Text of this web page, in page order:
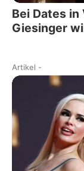
Bei Dates
Giesinger
Artikel -